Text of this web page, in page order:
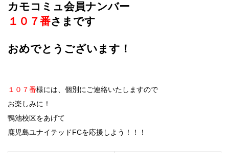
カモコミュ会員ナンバー
１０７番さまです
おめでとうございます！
１０７番様には、個別にご連絡いたしますので
お楽しみに！
鴨池校区をあげて
鹿児島ユナイテッドFCを応援しよう！！！